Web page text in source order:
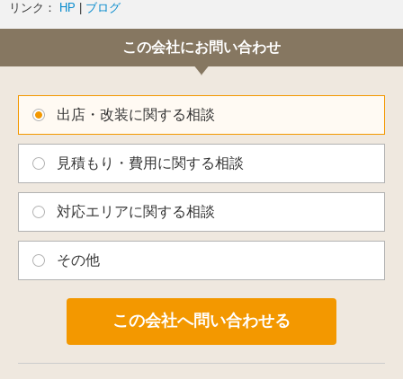
リンク： HP | ブログ
この会社にお問い合わせ
出店・改装に関する相談
見積もり・費用に関する相談
対応エリアに関する相談
その他